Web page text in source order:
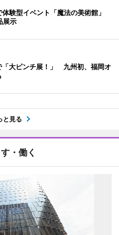
体験型イベント「魔法の美術館」
展示
「大ピンチ展！」 九州初、福岡オ
と見る
・働く